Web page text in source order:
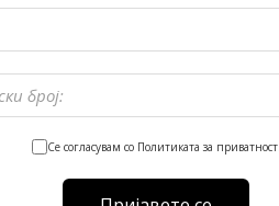
Се согласувам со Политиката за приватност.